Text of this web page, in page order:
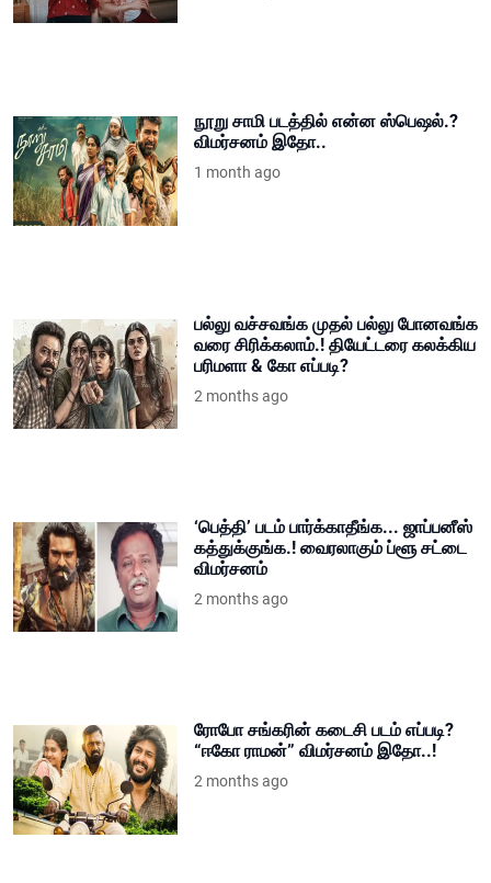
நூறு சாமி படத்தில் என்ன ஸ்பெஷல்.?
விமர்சனம் இதோ..
1 month ago
பல்லு வச்சவங்க முதல் பல்லு போனவங்க
வரை சிரிக்கலாம்.! தியேட்டரை கலக்கிய
பரிமளா & கோ எப்படி?
2 months ago
‘பெத்தி’ படம் பார்க்காதீங்க... ஜாப்பனீஸ்
கத்துக்குங்க.! வைரலாகும் ப்ளூ சட்டை
விமர்சனம்
2 months ago
ரோபோ சங்கரின் கடைசி படம் எப்படி?
“ஈகோ ராமன்” விமர்சனம் இதோ..!
2 months ago